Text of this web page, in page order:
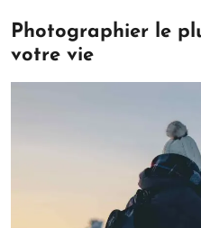
Photographier le
votre vie